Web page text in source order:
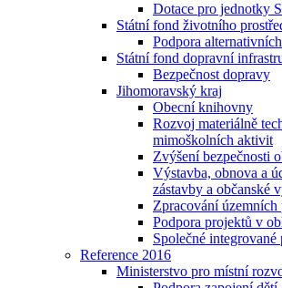
Dotace pro jednotky
Státní fond životního
Podpora
Státní fond dopravní
Bezpečnost dopravy
Jihomoravský kraj
Obecní knihovny
Rozvoj materiálně
mimoškolních aktivit
Zvýšení bezpečnosti
Výstavba, obnova a
zástavby a občanské
Zpracování územních
Podpora projektů v
Společné
Reference 2016
Ministerstvo pro místní